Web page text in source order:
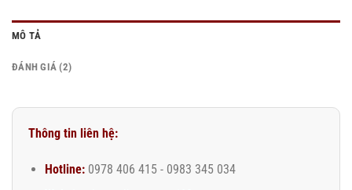
MÔ TẢ
ĐÁNH GIÁ (2)
Thông tin liên hệ:
Hotline:0978 406 415 - 0983 345 034